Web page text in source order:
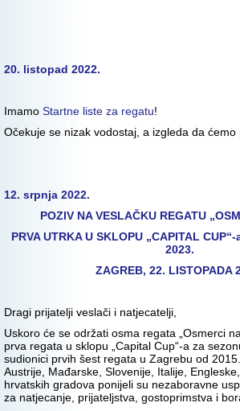
20. listopad 2022.
Imamo Startne liste za regatu!
Očekuje se nizak vodostaj, a izgleda da ćemo
12. srpnja 2022.
POZIV NA VESLAČKU REGATU
PRVA UTRKA U SKLOPU „CAPITAL
2023.
ZAGREB, 22. LISTOPADA
Dragi prijatelji veslači i natjecatelji,
Uskoro će se održati osma regata „Osmerci
prva regata u sklopu „Capital Cup“-a za
sudionici prvih šest regata u Zagrebu od
Austrije, Mađarske, Slovenije, Italije,
hrvatskih gradova ponijeli su nezaboravne
za natjecanje, prijateljstva, gostoprimstva i